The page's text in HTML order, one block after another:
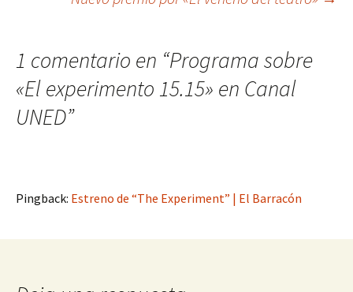
entradas
1 comentario en “Programa sobre
«El experimento 15.15» en Canal
UNED”
Pingback: Estreno de “The Experiment” | El Barracón